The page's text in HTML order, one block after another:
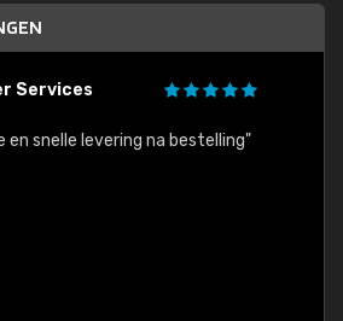
Services
en snelle levering na bestelling"